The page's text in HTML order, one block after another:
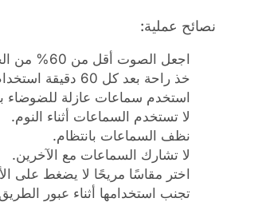
نصائح عملية:
اجعل الصوت أقل من 60% من الحد الأقصى.
خذ راحة بعد كل 60 دقيقة استخدام.
استخدم سماعات عازلة
لا تستخدم السماعات أثناء النوم.
نظف السماعات بانتظام.
لا تشارك السماعات مع الآخرين.
اختر مقاسًا مريحًا لا يضغط على
تجنب استخدامها أثناء عبور الطريق